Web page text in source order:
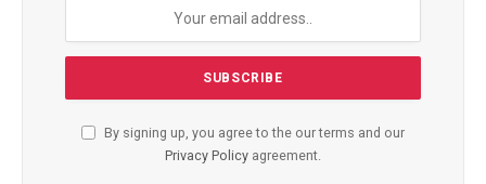
By signing up, you agree to the our terms and our
Privacy Policy agreement.